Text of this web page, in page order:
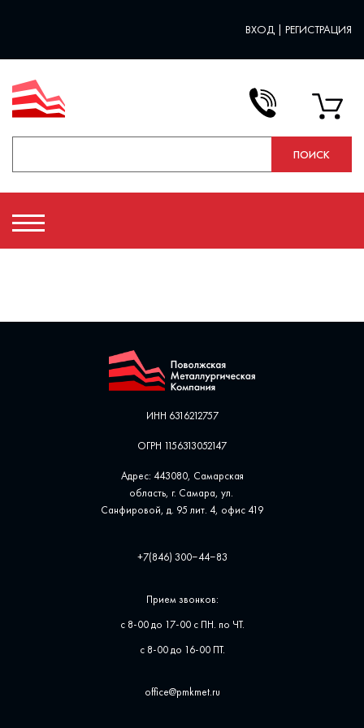
ВХОД | РЕГИСТРАЦИЯ
ИНН 6316212757
ОГРН 1156313052147
Адрес: 443080, Самарская
область, г. Самара, ул. ​
Санфировой, д. 95 лит. 4, офис ​419
+7(846) 300‒44‒83
Прием звонков:
с 8-00 до 17-00 с ПН. по ЧТ.
с 8-00 до 16-00 ПТ.
office@pmkmet.ru